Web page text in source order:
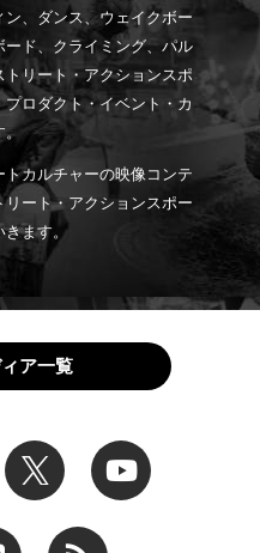
、ダンス、ウェイクボー
ード、クライミング、パル
リート・アクションスポ
ロダクト・イベント・カ
カルチャーの映像コンテ
ート・アクションスポー
きます。
ア一覧